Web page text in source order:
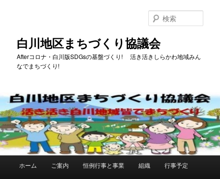
移
動
動
白川地区まちづくり協議会
Afterコロナ・白川版SDGsの基盤づくり! 活き活きしらかわ地域みん
なでまちづくり!
索
ホーム ご案内 恒例行事と事業 組織 行事予定